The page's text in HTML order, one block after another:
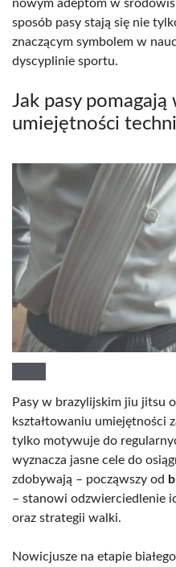
nowym adeptom w
sposób pasy stają się nie
znaczącym symbolem w
dyscyplinie sportu.
Jak pasy
umiejętności
Pasy w brazylijskim jiu jitsu
kształtowaniu umiejętności
tylko motywuje do
wyznacza jasne cele do
zdobywają – począwszy od
– stanowi odzwierciedlenie
oraz strategii walki.
Nowicjusze na etapie